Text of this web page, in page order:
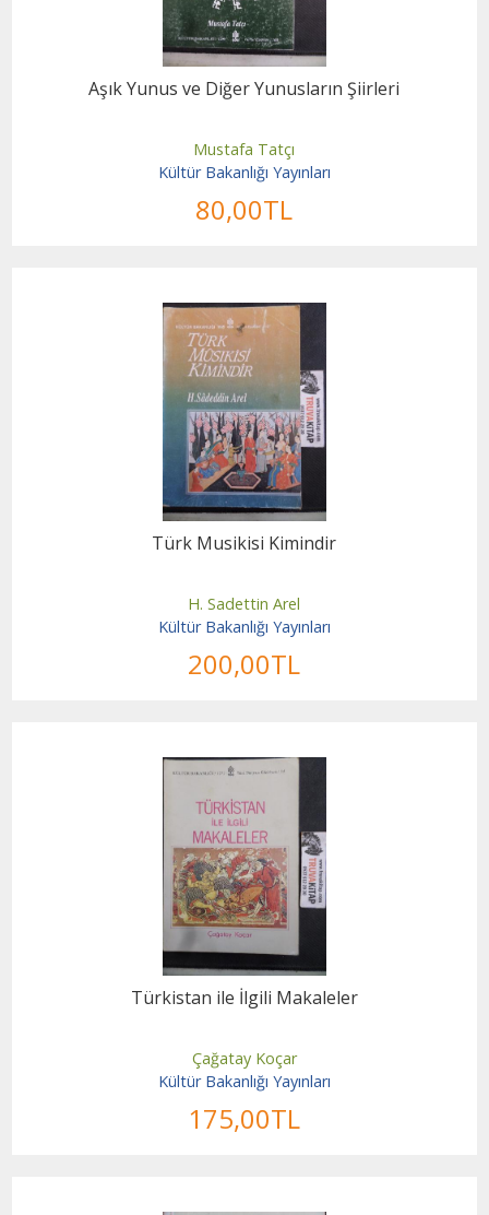
Aşık Yunus ve Diğer Yunusların Şiirleri
Mustafa Tatçı
Kültür Bakanlığı Yayınları
80,00TL
Türk Musikisi Kimindir
H. Sadettin Arel
Kültür Bakanlığı Yayınları
200,00TL
Türkistan ile İlgili Makaleler
Çağatay Koçar
Kültür Bakanlığı Yayınları
175,00TL